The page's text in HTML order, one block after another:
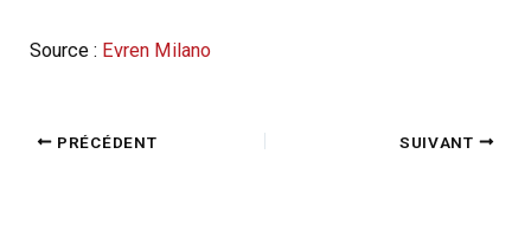
Source : Evren Milano
PRÉCÉDENT SUIVANT